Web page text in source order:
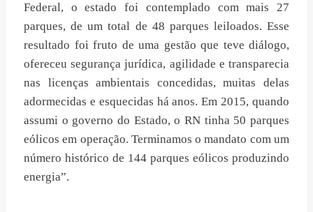
Federal, o estado foi contemplado com mais 27
parques, de um total de 48 parques leiloados. Esse
resultado foi fruto de uma gestão que teve diálogo,
ofereceu segurança jurídica, agilidade e transparecia
nas licenças ambientais concedidas, muitas delas
adormecidas e esquecidas há anos. Em 2015, quando
assumi o governo do Estado, o RN tinha 50 parques
eólicos em operação. Terminamos o mandato com um
número histórico de 144 parques eólicos produzindo
energia”.